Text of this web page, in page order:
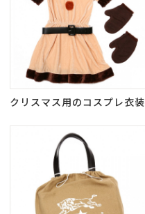
クリスマス用のコスプレ衣装